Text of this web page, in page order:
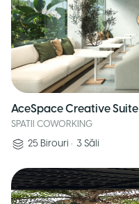
AceSpace Creative Suite
SPATII COWORKING
25 Birouri • 3 Săli